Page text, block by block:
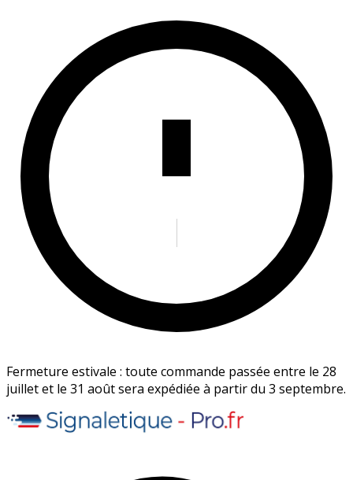
Fermeture estivale : toute commande passée entre le 28
juillet et le 31 août sera expédiée à partir du 3 septembre.